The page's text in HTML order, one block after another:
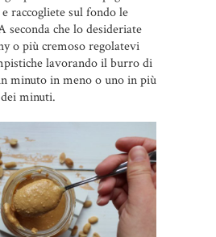
raccogliete sul fondo le
seconda che lo desideriate
o più cremoso regolatevi
lavorando il burro di
minuto in meno o uno in più
minuti.